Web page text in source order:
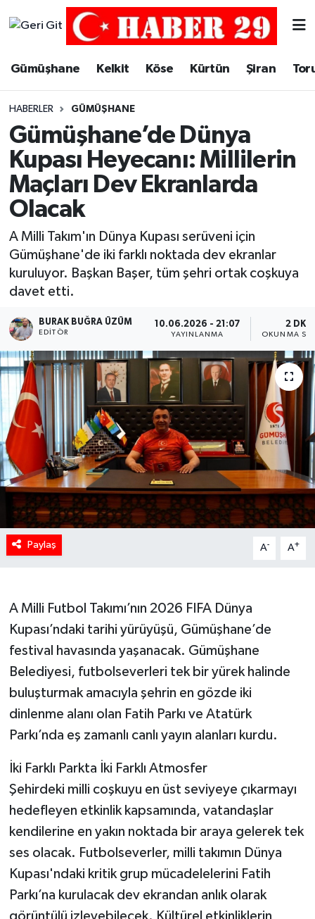
Gümüşhane Kelkit Köse Kürtün Şiran
HABERLER GÜMÜŞHANE
Gümüşhane’de Dünya
Kupası Heyecanı: Millilerin
Maçları Dev Ekranlarda
Olacak
A Milli Takım'ın Dünya Kupası serüveni için
Gümüşhane'de iki farklı noktada dev ekranlar
kuruluyor. Başkan Başer, tüm şehri ortak coşkuya
davet etti.
BURAK BUĞRA ÜZÜM
EDITÖR
10.06.2026 - 21:07
YAYINLANMA
2 DK
OKUNMA
Paylaş A- A+
A Milli Futbol Takımı’nın 2026 FIFA Dünya
Kupası’ndaki tarihi yürüyüşü, Gümüşhane’de
festival havasında yaşanacak. Gümüşhane
Belediyesi, futbolseverleri tek bir yürek halinde
buluşturmak amacıyla şehrin en gözde iki
dinlenme alanı olan Fatih Parkı ve Atatürk
Parkı’nda eş zamanlı canlı yayın alanları kurdu.
İki Farklı Parkta İki Farklı Atmosfer
Şehirdeki milli coşkuyu en üst seviyeye çıkarmayı
hedefleyen etkinlik kapsamında, vatandaşlar
kendilerine en yakın noktada bir araya gelerek tek
ses olacak. Futbolseverler, milli takımın Dünya
Kupası'ndaki kritik grup mücadelelerini Fatih
Parkı’na kurulacak dev ekrandan anlık olarak
Merkez Trafik Yoğunluk Haritası
Süper Lig Puan Durumu ve Fikstür
Tüm Manşetler
Son Dakika Haberleri
Haber Arşivi